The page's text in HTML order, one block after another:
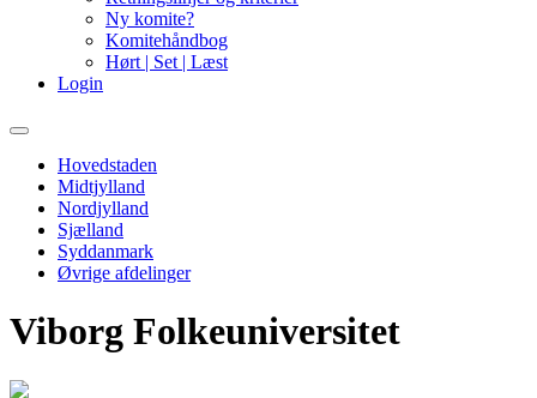
Ny komite?
Komitehåndbog
Hørt | Set | Læst
Login
Primary
Hovedstaden
Midtjylland
Nordjylland
Sjælland
Syddanmark
Øvrige afdelinger
Viborg Folkeuniversitet